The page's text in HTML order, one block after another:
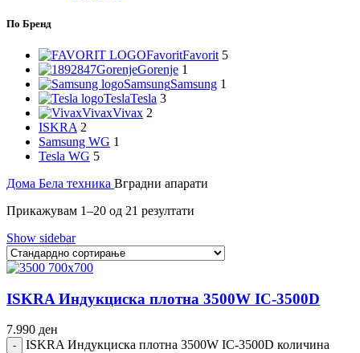
По Бренд
FavoritFavorit 5
GorenjeGorenje 1
SamsungSamsung 1
TeslaTesla 3
VivaxVivax 2
ISKRA 2
Samsung WG 1
Tesla WG 5
Дома Бела техника Вградни апарати
Прикажувам 1–20 од 21 резултати
Show sidebar
ISKRA Индукциска плотна 3500W IC-3500D
7.990 ден
ISKRA Индукциска плотна 3500W IC-3500D количина